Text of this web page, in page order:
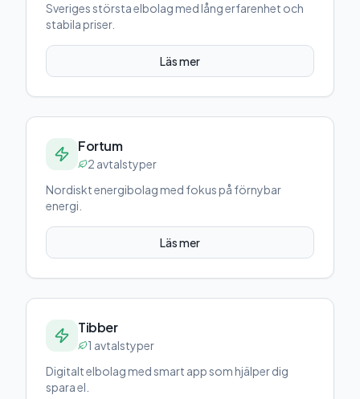
Sveriges största elbolag med lång erfarenhet och
stabila priser.
Läs mer
Fortum
2 avtalstyper
Nordiskt energibolag med fokus på förnybar
energi.
Läs mer
Tibber
1 avtalstyper
Digitalt elbolag med smart app som hjälper dig
spara el.